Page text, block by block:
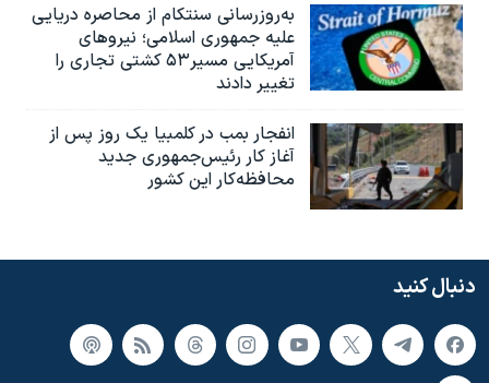
به‌روزرسانی سنتکام از محاصره دریایی
علیه جمهوری اسلامی؛ نیروهای
آمریکایی مسیر۵۳ کشتی تجاری را
تغییر دادند
انفجار بمب‌‌ در کلمبیا یک روز پس از
آغاز کار رئیس‌جمهوری جدید
محافظه‌کار این کشور
دنبال کنید